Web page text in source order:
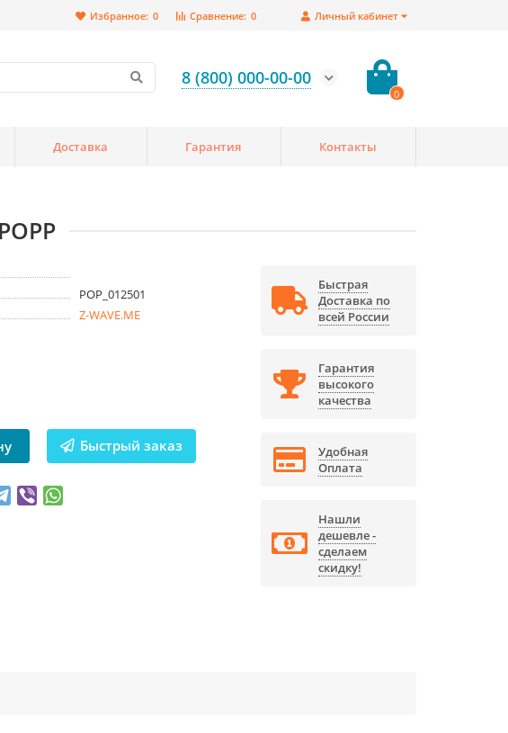
Личный кабинет
Сравнение: 0
Избранное: 0
8 (800) 000-00-00
0
Доставка Гарантия Контакты
POP_012501
Z-WAVE.ME
Быстрый заказ
Быстрая
Доставка по
всей России
Гарантия
высокого
качества
Удобная
Оплата
Нашли
дешевле -
сделаем
скидку!